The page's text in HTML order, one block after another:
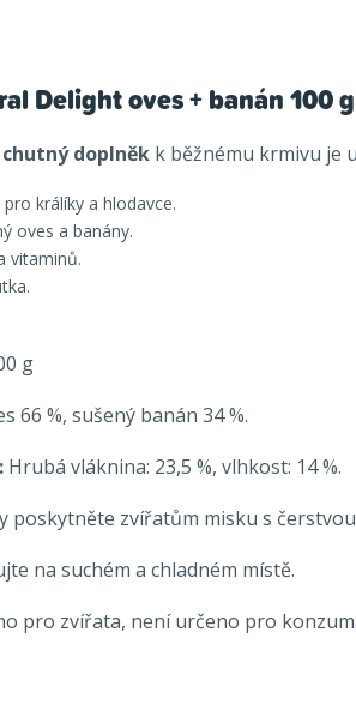
Delight oves + banán 100 g
doplněk k běžnému krmivu je
králíky a hlodavce.
oves a banány.
vitaminů.
g
66 %, sušený banán 34 %.
Hrubá vláknina: 23,5 %, vlhkost: 14 %.
poskytněte zvířatům misku s
na suchém a chladném místě.
pro zvířata, není určeno pro